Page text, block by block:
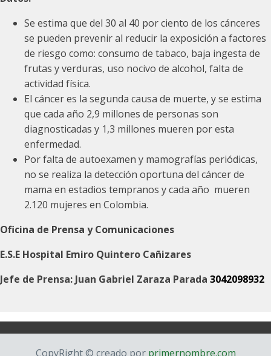
Se estima que del 30 al 40 por ciento de los cánceres
se pueden prevenir al reducir la exposición a factores
de riesgo como: consumo de tabaco, baja ingesta de
frutas y verduras, uso nocivo de alcohol, falta de
actividad física.
El cáncer es la segunda causa de muerte, y se estima
que cada año 2,9 millones de personas son
diagnosticadas y 1,3 millones mueren por esta
enfermedad.
Por falta de autoexamen y mamografías periódicas,
no se realiza la detección oportuna del cáncer de
mama en estadios tempranos y cada año mueren
2.120 mujeres en Colombia.
Oficina de Prensa y Comunicaciones
E.S.E Hospital Emiro Quintero Cañizares
Jefe de Prensa: Juan Gabriel Zaraza Parada 3042098932
CopyRight © creado porprimernombre.com